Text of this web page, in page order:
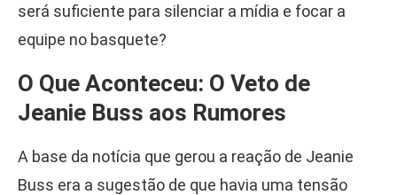
será suficiente para silenciar a mídia e focar a
equipe no basquete?
O Que Aconteceu: O Veto de
Jeanie Buss aos Rumores
A base da notícia que gerou a reação de Jeanie
Buss era a sugestão de que havia uma tensão